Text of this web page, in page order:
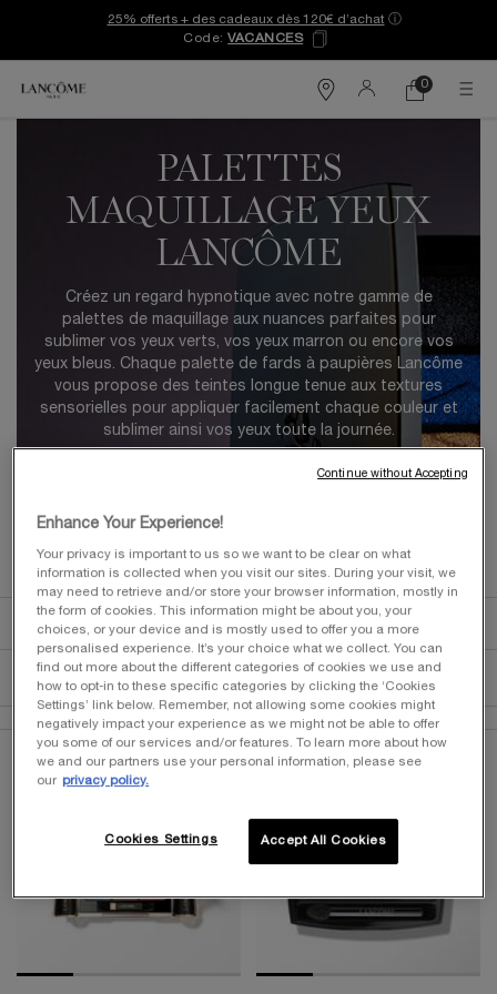
25% offerts + des cadeaux dès 120€ d’achat ⓘ
Code:VACANCES
Trouver
Mon
0
0 produit
PALETTES
MAQUILLAGE YEUX
LANCÔME
Créez un regard hypnotique avec notre gamme de
palettes de maquillage aux nuances parfaites pour
sublimer vos yeux verts, vos yeux marron ou encore vos
yeux bleus. Chaque palette de fards à paupières Lancôme
vous propose des teintes longue tenue aux textures
sensorielles pour appliquer facilement chaque couleur et
sublimer ainsi vos yeux toute la journée.
Accueil MAQUILLAGE Maquillage Yeux Palette Maquillage
Palette maquillage
Trier par
TRIER PAR
MENU DE FILTRAGE
LIMITÉE
Enhance Your Experience!
Your privacy is important to us so we want to be clear on what
information is collected when you visit our sites. During your visit, we
may need to retrieve and/or store your browser information, mostly in
the form of cookies. This information might be about you, your
choices, or your device and is mostly used to offer you a more
personalised experience. It’s your choice what we collect. You can
find out more about the different categories of cookies we use and
how to opt-in to these specific categories by clicking the ‘Cookies
Settings’ link below. Remember, not allowing some cookies might
negatively impact your experience as we might not be able to offer
you some of our services and/or features. To learn more about how
we and our partners use your personal information, please see
our privacy policy.
Cookies Settings Accept All Cookies
Continue without Accepting